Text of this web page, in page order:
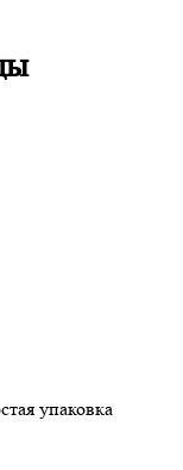
упаковка